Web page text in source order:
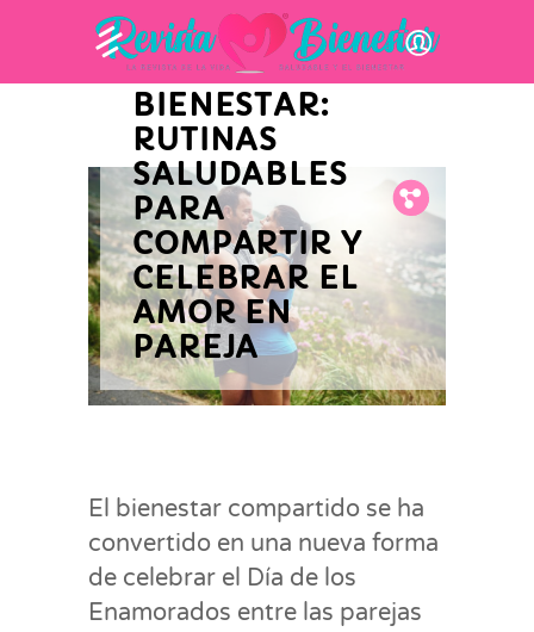
Fb.
Tw.
Pin.
SAN VALENTÍN
EN CLAVE DE
BIENESTAR:
RUTINAS
SALUDABLES
PARA
COMPARTIR Y
CELEBRAR EL
AMOR EN
PAREJA
El bienestar compartido se ha
convertido en una nueva forma
de celebrar el Día de los
Enamorados entre las parejas